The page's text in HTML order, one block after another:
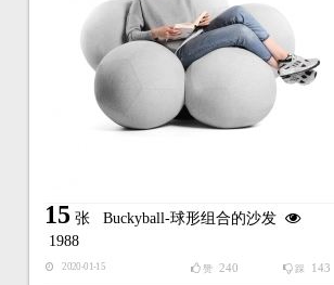
15张 Buckyball-球形组合的沙发
1988
2020-01-15 踩 143
赞 240